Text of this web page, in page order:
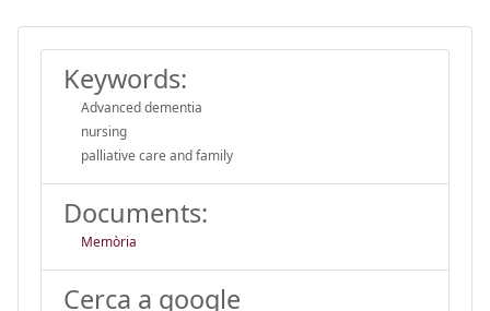
Keywords:
Advanced dementia
nursing
palliative care and family
Documents:
Memòria
Cerca a google